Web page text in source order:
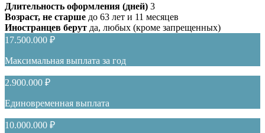
Длительность оформления (дней) 3
Возраст, не старше до 63 лет и 11 месяцев
Иностранцев берут да, любых (кроме запрещенных)
17.500.000 ₽
Максимальная выплата за год
2.900.000 ₽
Единовременная выплата
10.000.000 ₽